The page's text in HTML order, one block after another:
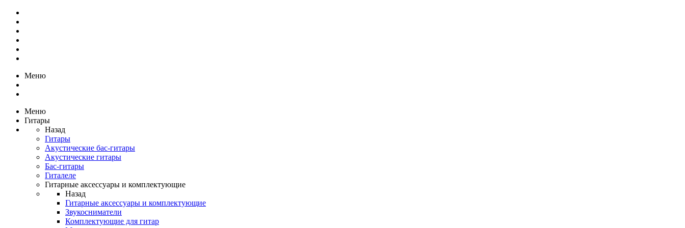
Меню
Меню
Гитары
Назад
Гитары
Акустические бас-гитары
Акустические гитары
Бас-гитары
Гиталеле
Гитарные аксессуары и комплектующие
Назад
Гитарные аксессуары и комплектующие
Звукосниматели
Комплектующие для гитар